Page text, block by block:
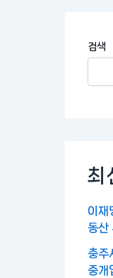
검색
최
이재
동산
충주
중개